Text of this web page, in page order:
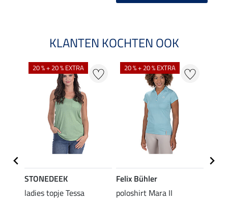
KLANTEN KOCHTEN OOK
20 % + 20 % EXTRA
STONEDEEK
ladies topje Tessa
20 % + 20 % EXTRA
Felix Bühler
poloshirt Mara II